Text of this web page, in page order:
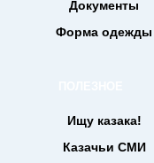
Документы
Форма одежды
Ищу казака!
Казачьи СМИ